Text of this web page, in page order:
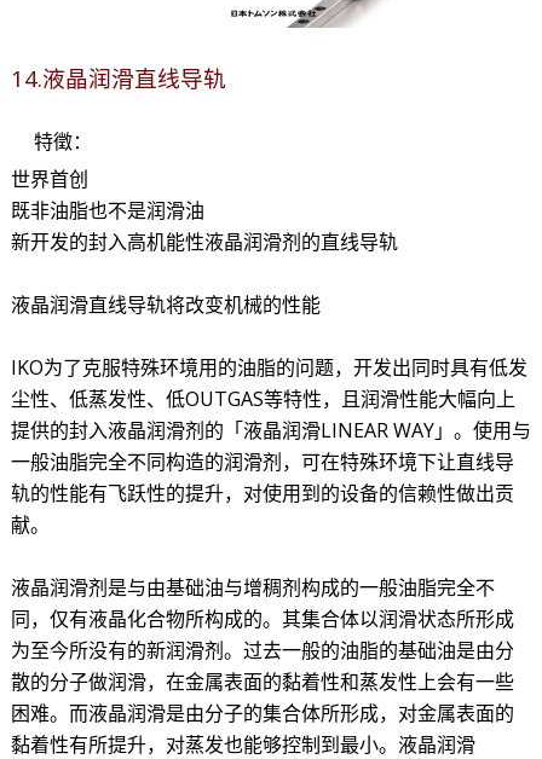
14.液晶润滑直线导轨
特徵：
世界首创
既非油脂也不是润滑油
新开发的封入高机能性液晶润滑剂的直线导轨
液晶润滑直线导轨将改变机械的性能
IKO为了克服特殊环境用的油脂的问题，开发出同时具有低发
尘性、低蒸发性、低OUTGAS等特性，且润滑性能大幅向上
提供的封入液晶润滑剂的「液晶润滑LINEAR WAY」。使用与
一般油脂完全不同构造的润滑剂，可在特殊环境下让直线导
轨的性能有飞跃性的提升，对使用到的设备的信赖性做出贡
献。
液晶润滑剂是与由基础油与增稠剂构成的一般油脂完全不
同，仅有液晶化合物所构成的。其集合体以润滑状态所形成
为至今所没有的新润滑剂。过去一般的油脂的基础油是由分
散的分子做润滑，在金属表面的黏着性和蒸发性上会有一些
困难。而液晶润滑是由分子的集合体所形成，对金属表面的
黏着性有所提升，对蒸发也能够控制到最小。液晶润滑